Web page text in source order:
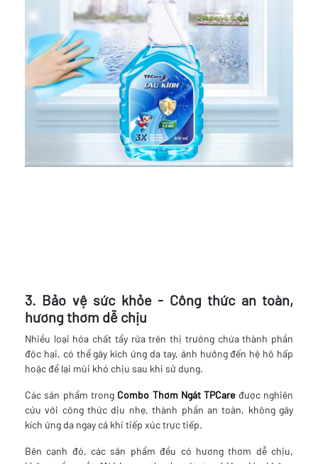
3. Bảo vệ sức khỏe - Công thức an toàn,
hương thơm dễ chịu
Nhiều loại hóa chất tẩy rửa trên thị trường chứa thành phần
độc hại, có thể gây kích ứng da tay, ảnh hưởng đến hệ hô hấp
hoặc để lại mùi khó chịu sau khi sử dụng.
Các sản phẩm trong Combo Thơm Ngát TPCaređược nghiên
cứu với công thức dịu nhẹ, thành phần an toàn, không gây
kích ứng da ngay cả khi tiếp xúc trực tiếp.
Bên cạnh đó, các sản phẩm đều có hương thơm dễ chịu,